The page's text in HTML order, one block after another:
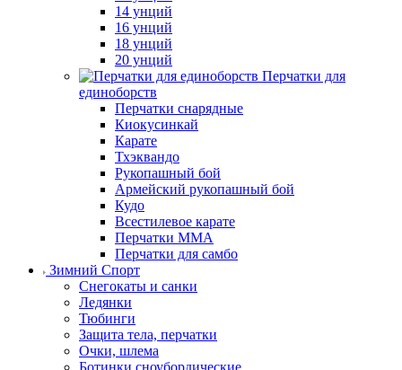
14 унций
16 унций
18 унций
20 унций
Перчатки для
единоборств
Перчатки снарядные
Киокусинкай
Карате
Тхэквандо
Рукопашный бой
Армейский рукопашный бой
Кудо
Всестилевое карате
Перчатки MMA
Перчатки для самбо
Зимний Спорт
Снегокаты и санки
Ледянки
Тюбинги
Защита тела, перчатки
Очки, шлема
Ботинки сноубордические